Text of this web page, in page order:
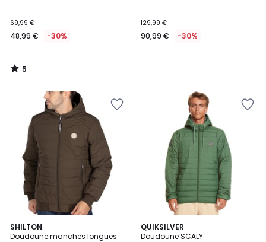
69,99 €
48,99 € -30%
5
/
129,99 €
90,99 € -30%
SHILTON
Doudoune manches longues
QUIKSILVER
Doudoune SCALY
3
Couleurs